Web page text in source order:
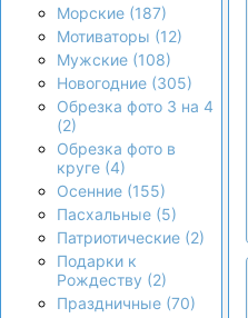
Морские (187)
Мотиваторы (12)
Мужские (108)
Новогодние (305)
Обрезка фото 3 на 4
(2)
Обрезка фото в
круге (4)
Осенние (155)
Пасхальные (5)
Патриотические (2)
Подарки к
Рождеству (2)
Праздничные (70)